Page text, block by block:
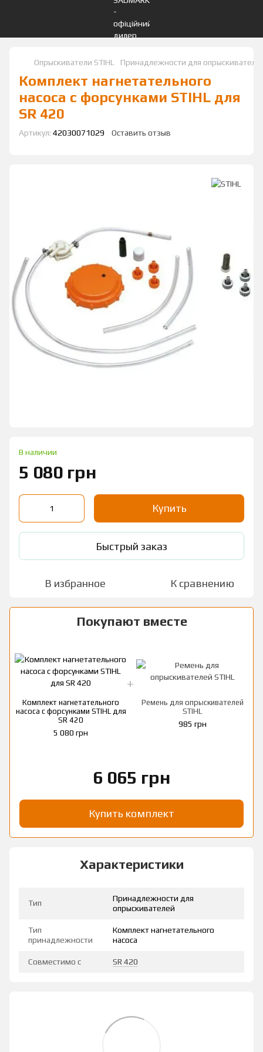
Опрыскиватели STIHL Принадлежности для
Комплект нагнетательного
насоса с форсунками STIHL для
SR 420
Артикул: 42030071029 Оставить отзыв
В наличии
5 080 грн
Купить
Быстрый заказ
В избранное К сравнению
Покупают вместе
Комплект нагнетательного
насоса с форсунками STIHL для
SR 420
5 080 грн
Ремень для опрыскивателей
STIHL
985 грн
6 065 грн
Купить комплект
Характеристики
Тип
Принадлежности для
опрыскивателей
Тип
принадлежности
Комплект нагнетательного
насоса
Совместимо с SR 420